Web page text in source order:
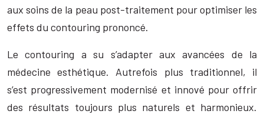
aux soins de la peau post-traitement pour optimiser les
effets du contouring prononcé.
Le contouring a su s’adapter aux avancées de la
médecine esthétique. Autrefois plus traditionnel, il
s’est progressivement modernisé et innové pour offrir
des résultats toujours plus naturels et harmonieux.